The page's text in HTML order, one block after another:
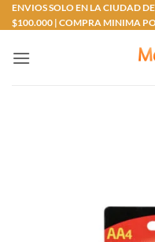
Saltar
al
ENVIOS SOLO EN LA CIUDAD
$100.000 | COMPRA MINIMA